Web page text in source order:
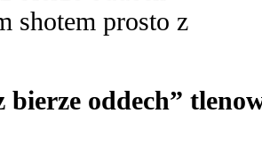
bierze oddech”